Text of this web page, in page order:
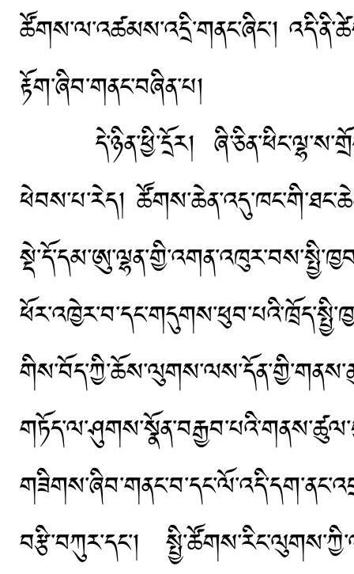
ཚོགས་ལ་འཚམས་འདྲི་གནང་ཞིང་།
རྟོག་ཞིབ་གནང་བཞིན་པ།
དེ་ཉིན་ཕྱི་དྲོར།
ཕེབས་པ་རེད།
བརྩི་བཀུར་དང་།